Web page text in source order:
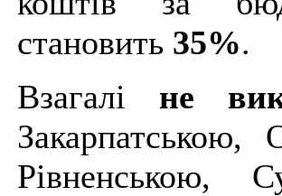
становить 35%.
Взагалі не
Закарпатською,
Рівненською,